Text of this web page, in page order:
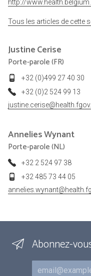
http://
Tous les articles de cette
JustineCerise
Porte-parole (FR)
+32 (0)499 27 40 30
+32 (0)2 524 99 13
AnneliesWynant
Porte-parole (NL)
+32 2 524 97 38
+32 485 73 44 05
Abonnez-
Courriel